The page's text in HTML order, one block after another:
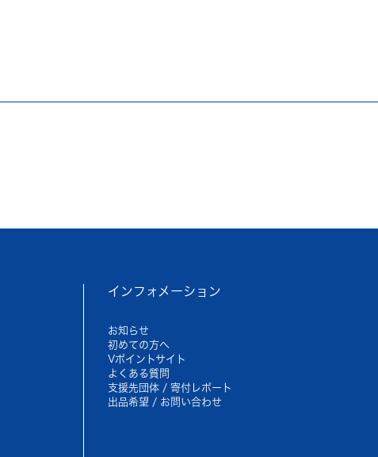
インフォメーション
お知らせ
初めての方へ
Vポイントサイト
よくある質問
支援先団体 / 寄付レポート
出品希望 / お問い合わせ